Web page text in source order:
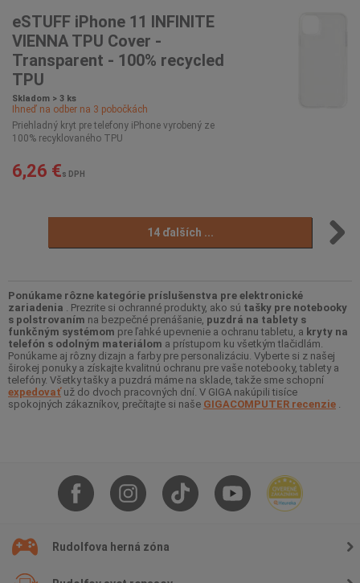
eSTUFF iPhone 11 INFINITE
VIENNA TPU Cover -
Transparent - 100% recycled
TPU
Skladom > 3 ks
Ihneď na odber na 3 pobočkách
Priehladný kryt pre telefony iPhone vyrobený ze
100% recyklovaného TPU
6,26 €s DPH
14 ďalších ...
Ponúkame rôzne kategórie príslušenstva pre elektronické
zariadenia . Prezrite si ochranné produkty, ako sú tašky pre notebooky
s polstrovaním na bezpečné prenášanie, puzdrá na tablety s
funkčným systémom pre ľahké upevnenie a ochranu tabletu, a kryty na
telefón s odolným materiálom a prístupom ku všetkým tlačidlám.
Ponúkame aj rôzny dizajn a farby pre personalizáciu. Vyberte si z našej
širokej ponuky a získajte kvalitnú ochranu pre vaše notebooky, tablety a
telefóny. Všetky tašky a puzdrá máme na sklade, takže sme schopní
expedovaťuž do dvoch pracovných dní. V GIGA nakúpili tisíce
spokojných zákazníkov, prečítajte si naše GIGACOMPUTER recenzie .
Rudolfova herná zóna